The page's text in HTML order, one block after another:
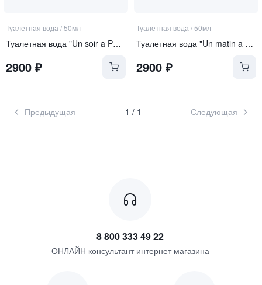
Туалетная вода /50мл
Туалетная вода "Un soir a Paris"
2900 ₽
Туалетная вода /50мл
Туалетная вода "Un matin a Paris"
2900₽
Предыдущая 1 / 1 Следующая
8 800 333 49 22
ОНЛАЙН консультант интернет магазина